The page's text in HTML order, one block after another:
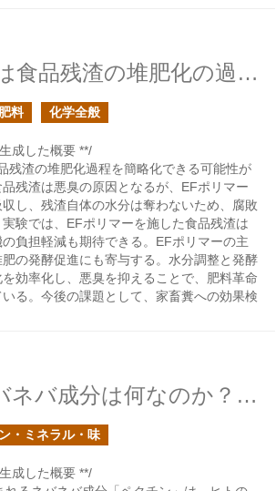
EFポリマーは食品残渣の堆肥化の過程を省略できるのでは？
料 化学全般
成した概要 **/
残渣の堆肥化過程を簡略化できる可能性が
残渣は悪臭の原因となるが、EFポリマー
し、残渣自体の水分は奪わないため、腐敗
験では、EFポリマーを施した食品残渣は
負担軽減も期待できる。EFポリマーの主
の発酵促進にも寄与する。水分調整と発酵
効率化し、悪臭を抑えることで、肥料革命
る。今後の課題として、家畜糞への効果検
オクラのネバネバ成分は何なのか？の続き
・ミネラル・味
成した概要 **/